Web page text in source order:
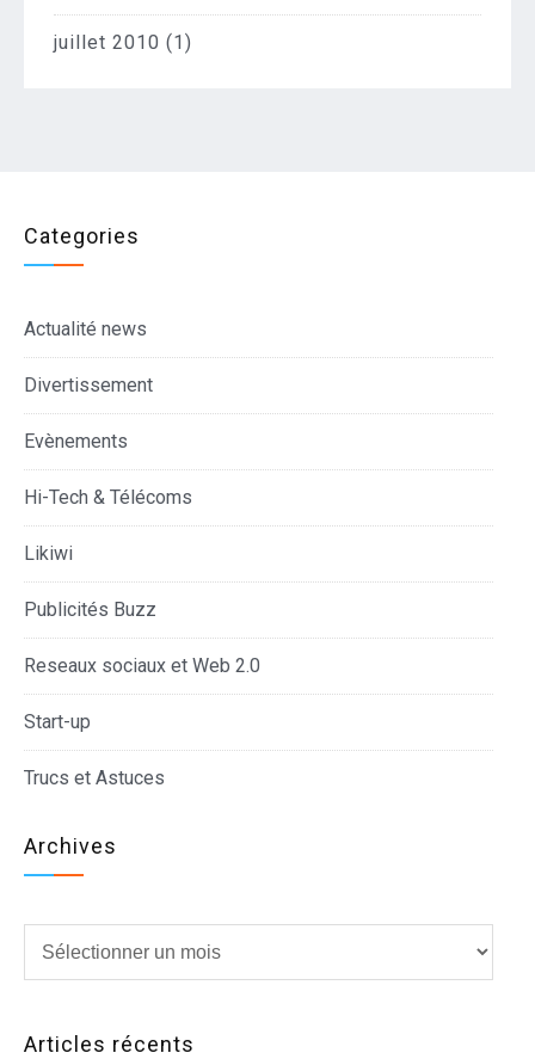
juillet 2010 (1)
Categories
Actualité news
Divertissement
Evènements
Hi-Tech & Télécoms
Likiwi
Publicités Buzz
Reseaux sociaux et Web 2.0
Start-up
Trucs et Astuces
Archives
Articles récents